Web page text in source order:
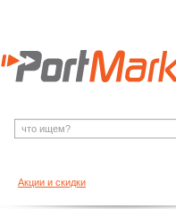
Акции и скидки